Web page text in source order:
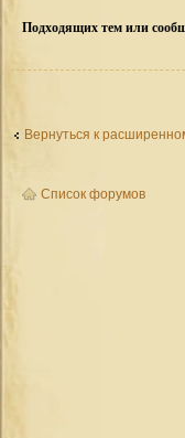
Подходящих тем или
Вернуться к
Список форумов